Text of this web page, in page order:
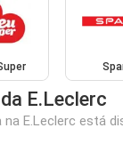
E.Leclerc
E.Leclerc está